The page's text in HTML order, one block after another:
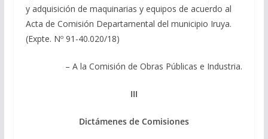
y adquisición de maquinarias y equipos de acuerdo al
Acta de Comisión Departamental del municipio Iruya.
(Expte. Nº 91-40.020/18)
– A la Comisión de Obras Públicas e Industria.
III
Dictámenes de Comisiones